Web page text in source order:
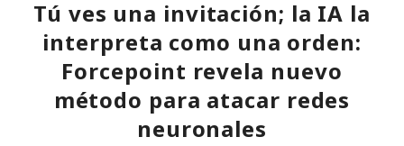
Tú ves una invitación; la IA la
interpreta como una orden:
Forcepoint revela nuevo
método para atacar redes
neuronales